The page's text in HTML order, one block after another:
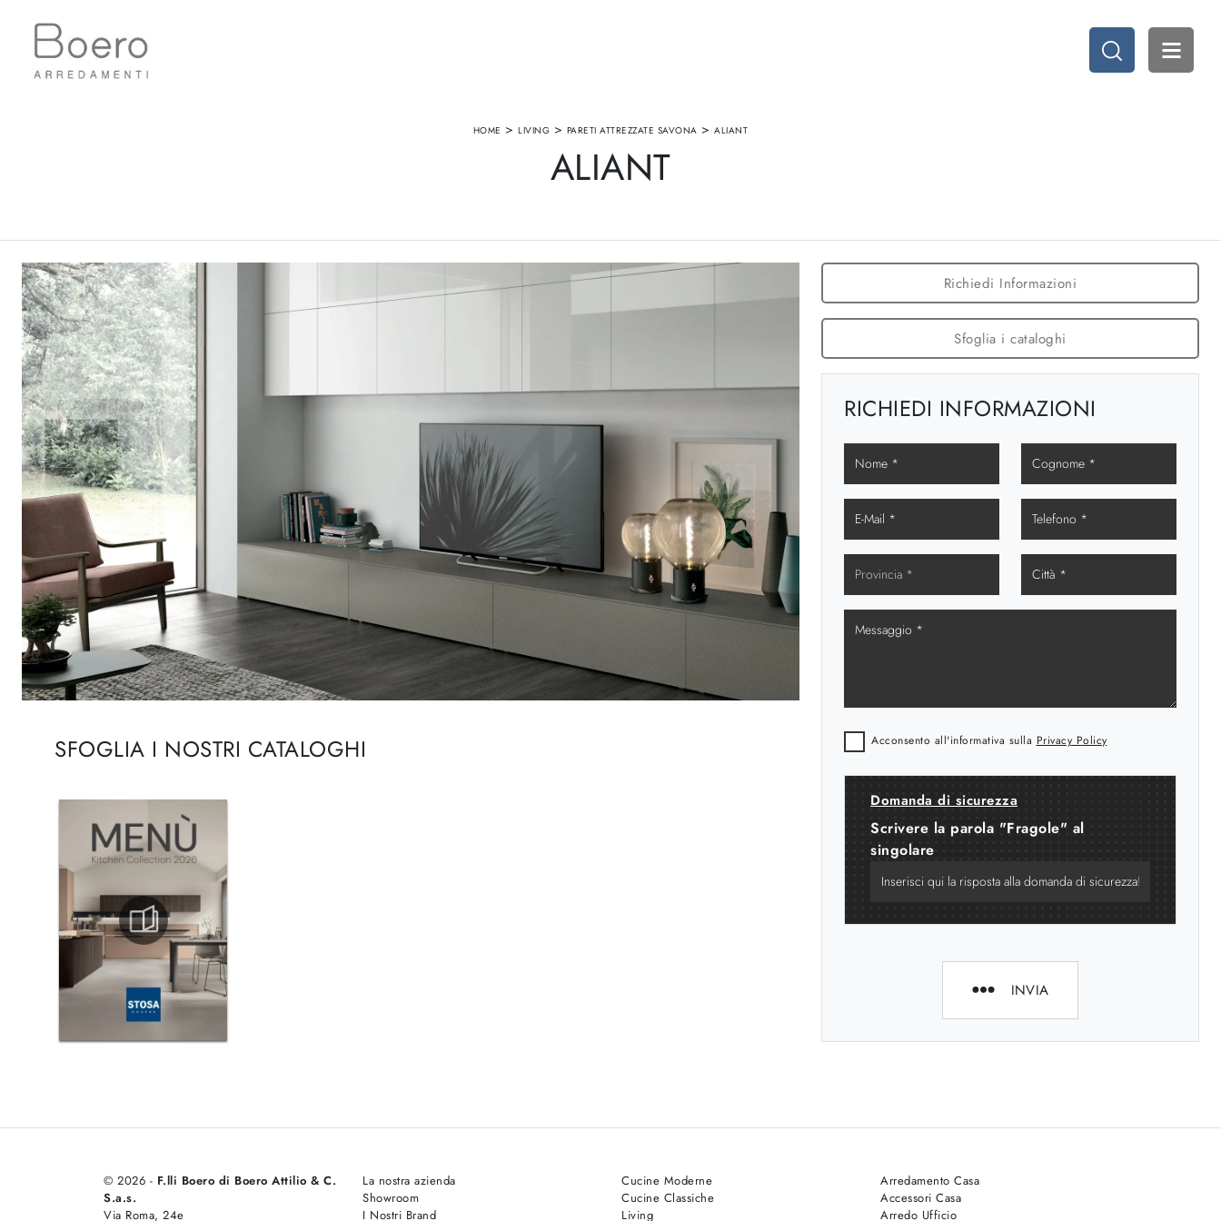
HOME >LIVING > PARETI ATTREZZATE SAVONA >ALIANT
ALIANT
SFOGLIA I NOSTRI CATALOGHI
Richiedi Informazioni
Sfoglia i cataloghi
RICHIEDI INFORMAZIONI
Acconsento all'informativa sulla Privacy Policy
Domanda di sicurezza
Scrivere la parola "Fragole" al
singolare
INVIA
© 2026 - F.lli Boero di Boero Attilio & C.
S.a.s.
Via Roma, 24e
La nostra azienda
Showroom
I Nostri Brand
Cucine Moderne
Cucine Classiche
Living
Arredamento Casa
Accessori Casa
Arredo Ufficio